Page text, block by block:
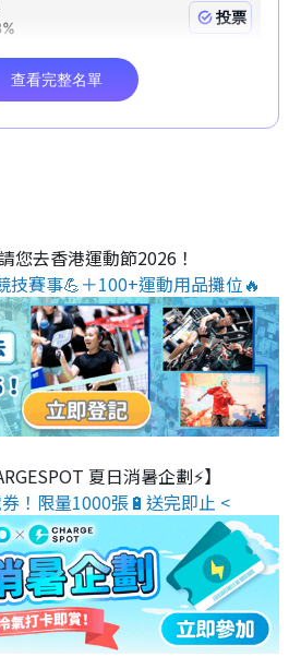
您去香港運動節2026！
技賽事💪＋100+運動用品攤位🔥
夏日消暑企劃⚡】
！限量1000張🔋送完即止 <